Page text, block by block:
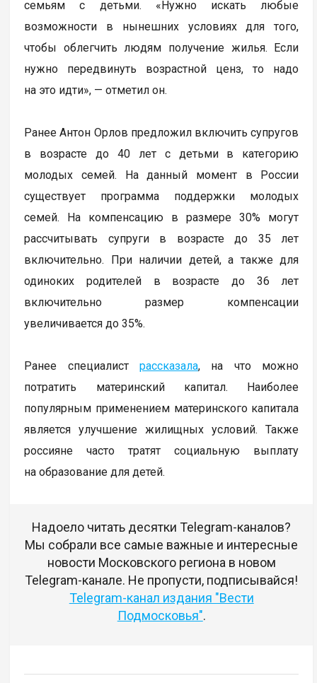
семьям с детьми. «Нужно искать любые
возможности в нынешних условиях для того,
чтобы облегчить людям получение жилья. Если
нужно передвинуть возрастной ценз, то надо
на это идти», — отметил он.
Ранее Антон Орлов предложил включить супругов
в возрасте до 40 лет с детьми в категорию
молодых семей. На данный момент в России
существует программа поддержки молодых
семей. На компенсацию в размере 30% могут
рассчитывать супруги в возрасте до 35 лет
включительно. При наличии детей, а также для
одиноких родителей в возрасте до 36 лет
включительно размер компенсации
увеличивается до 35%.
Ранее специалистрассказала, на что можно
потратить материнский капитал. Наиболее
популярным применением материнского капитала
является улучшение жилищных условий. Также
россияне часто тратят социальную выплату
на образование для детей.
Надоело читать десятки Telegram-каналов?
Мы собрали все самые важные и интересные
новости Московского региона в новом
Telegram-канале. Не пропусти, подписывайся!
Telegram-канал издания "Вести
Подмосковья".